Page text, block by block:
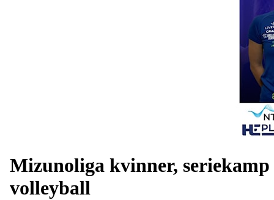
Mizunoliga kvinner, seriekamp
volleyball